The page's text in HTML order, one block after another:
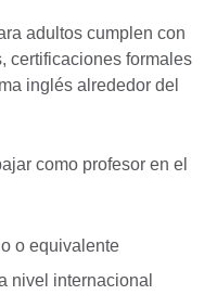
adultos cumplen con
certificaciones formales
inglés alrededor del
como profesor en el
o equivalente
nivel internacional